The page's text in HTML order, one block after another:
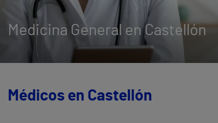
Medicina General en Castellón
Médicos en Castellón